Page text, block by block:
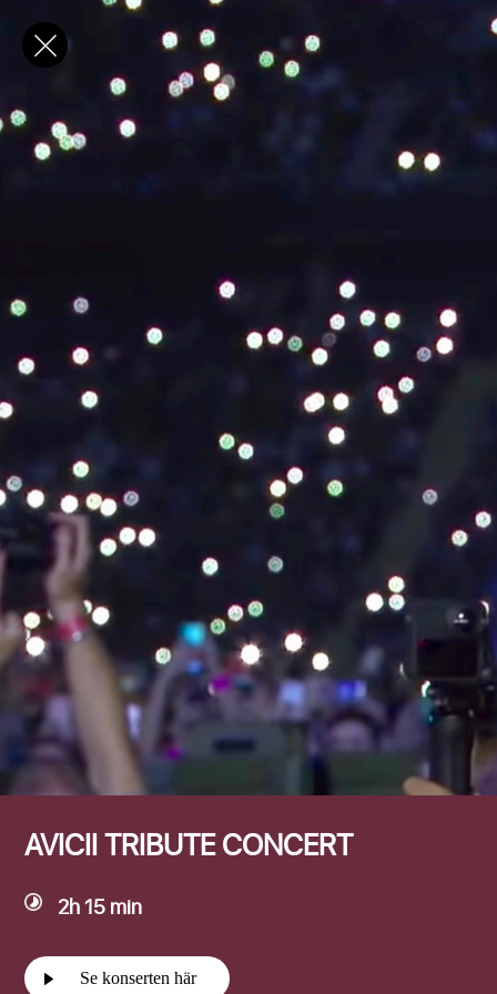
E-post
Förnamn
Efternamn
AVICII TRIBUTE CONCERT
2h 15 min
Se konserten här